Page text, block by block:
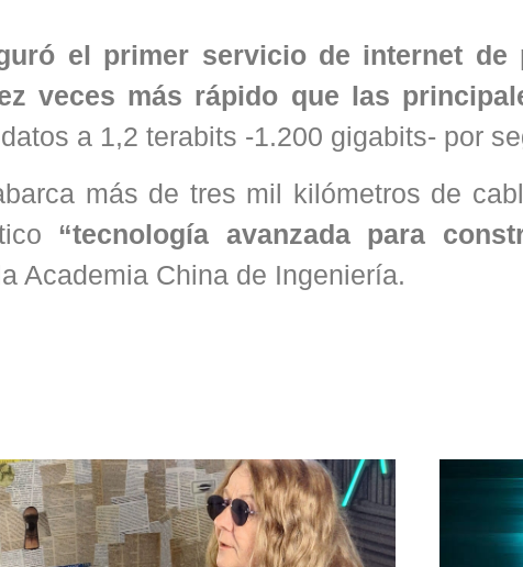
el primer servicio de internet de
veces más rápido que las
a 1,2 terabits -1.200 gigabits- por
más de tres mil kilómetros de
“tecnología avanzada para
Academia China de Ingeniería.